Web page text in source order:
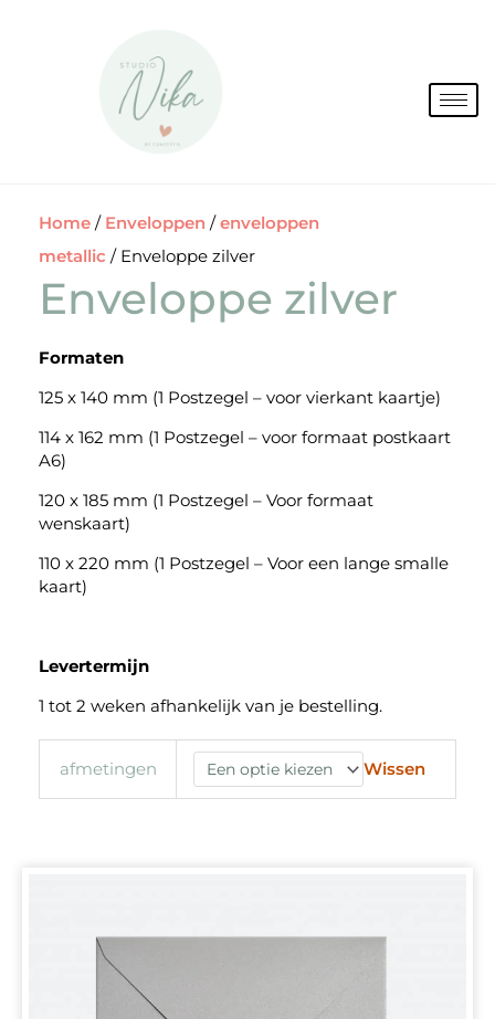
Home / Enveloppen /enveloppen
metallic / Enveloppe zilver
Enveloppe zilver
Formaten
125 x 140 mm (1 Postzegel – voor vierkant kaartje)
114 x 162 mm (1 Postzegel – voor formaat postkaart
A6)
120 x 185 mm (1 Postzegel – Voor formaat
wenskaart)
110 x 220 mm (1 Postzegel – Voor een lange smalle
kaart)
Levertermijn
1 tot 2 weken afhankelijk van je bestelling.
afmetingen Wissen